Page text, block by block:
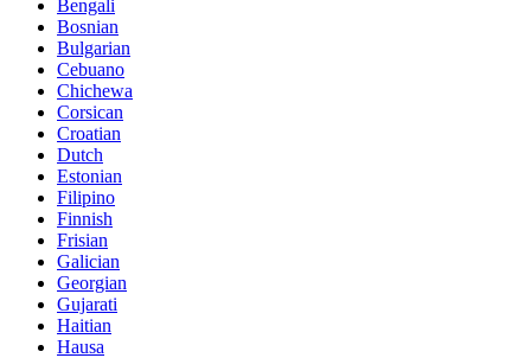
Bengali
Bosnian
Bulgarian
Cebuano
Chichewa
Corsican
Croatian
Dutch
Estonian
Filipino
Finnish
Frisian
Galician
Georgian
Gujarati
Haitian
Hausa